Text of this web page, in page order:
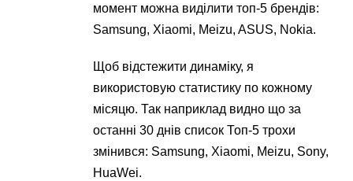
момент можна виділити топ-5 брендів:
Samsung, Xiaomi, Meizu, ASUS, Nokia.
Щоб відстежити динаміку, я
використовую статистику по кожному
місяцю. Так наприклад видно що за
останні 30 днів список Топ-5 трохи
змінився: Samsung, Xiaomi, Meizu, Sony,
HuaWei.